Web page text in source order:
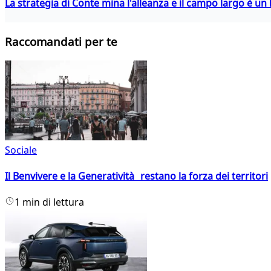
La strategia di Conte mina l'alleanza e il campo largo è
Raccomandati per te
Sociale
Il Benvivere e la Generatività restano la forza dei territori
1 min di lettura